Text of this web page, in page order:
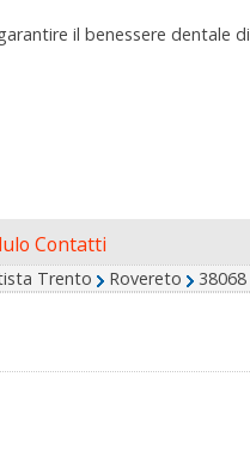
il benessere dentale di
Contatti
Trento Rovereto 38068